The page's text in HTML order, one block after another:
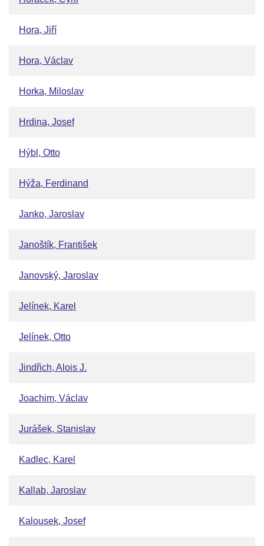
Hora, Jiří
Hora, Václav
Horka, Miloslav
Hrdina, Josef
Hýbl, Otto
Hýža, Ferdinand
Janko, Jaroslav
Janoštík, František
Janovský, Jaroslav
Jelínek, Karel
Jelínek, Otto
Jindřich, Alois J.
Joachim, Václav
Jurášek, Stanislav
Kadlec, Karel
Kallab, Jaroslav
Kalousek, Josef